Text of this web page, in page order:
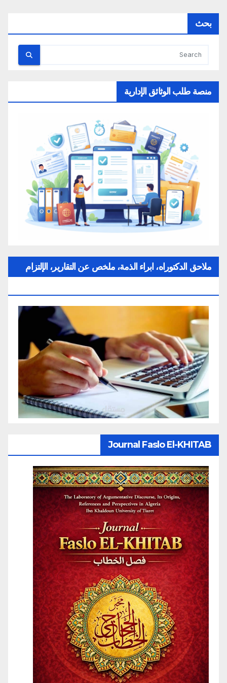
بحث
منصة طلب الوثائق الإدارية
ملاحق الدكتوراه، ابراء الذمة، ملخص عن التقارير، الإلتزام
Journal Faslo El-KHITAB